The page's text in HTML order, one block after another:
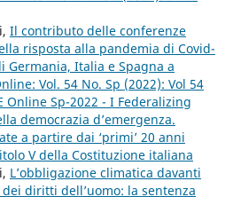
Il contributo delle conferenze
risposta alla pandemia di Covid-
Germania, Italia e Spagna a
Vol. 54 No. Sp (2022): Vol 54
Online Sp-2022 - I Federalizing
democrazia d’emergenza.
a partire dai ‘primi’ 20 anni
V della Costituzione italiana
L’obbligazione climatica davanti
diritti dell’uomo: la sentenza